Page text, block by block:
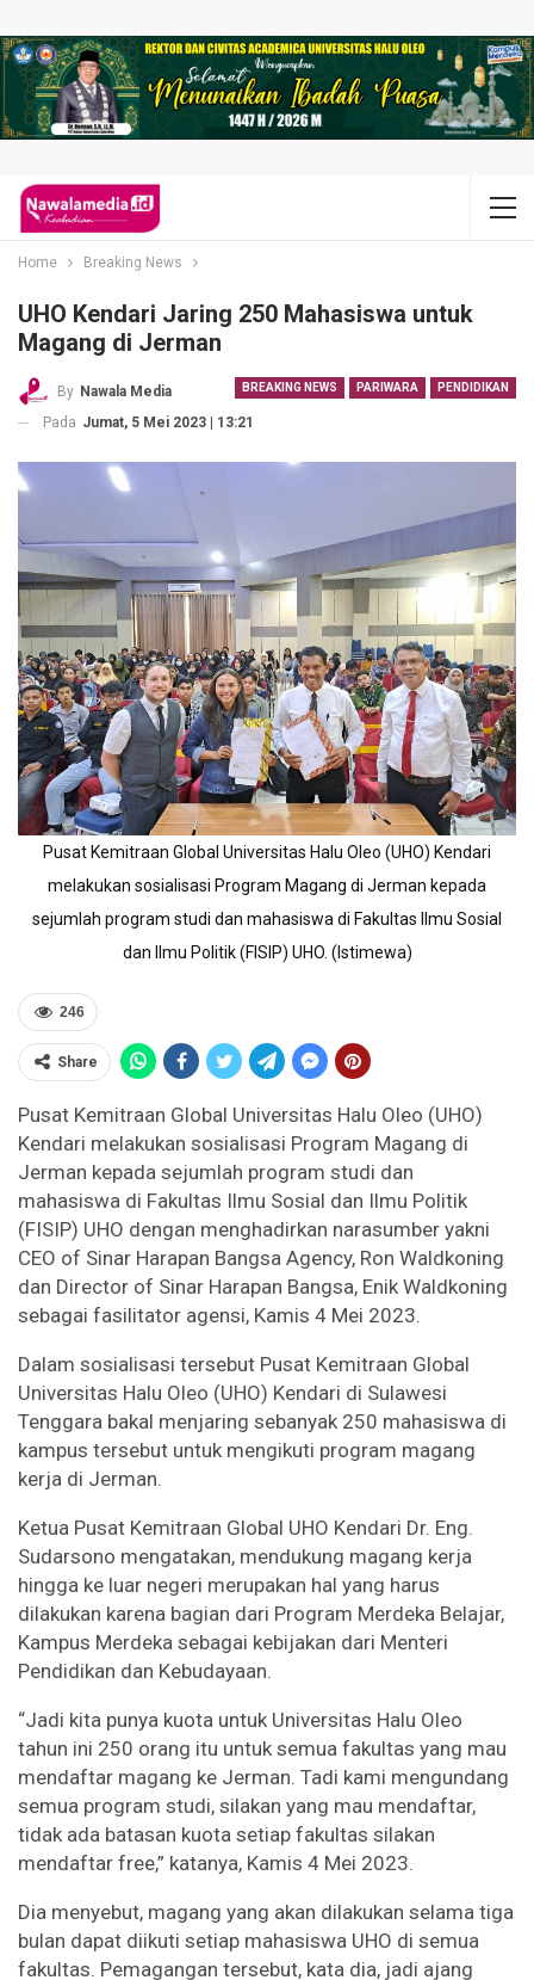
Home Breaking News
UHO Kendari Jaring 250 Mahasiswa untuk
Magang di Jerman
BREAKING NEWS PARIWARA PENDIDIKAN
By Nawala Media
Pada Jumat, 5 Mei 2023 | 13:21
Pusat Kemitraan Global Universitas Halu Oleo (UHO) Kendari
melakukan sosialisasi Program Magang di Jerman kepada
sejumlah program studi dan mahasiswa di Fakultas Ilmu Sosial
dan Ilmu Politik (FISIP) UHO. (Istimewa)
246
Share
Pusat Kemitraan Global Universitas Halu Oleo (UHO)
Kendari melakukan sosialisasi Program Magang di
Jerman kepada sejumlah program studi dan
mahasiswa di Fakultas Ilmu Sosial dan Ilmu Politik
(FISIP) UHO dengan menghadirkan narasumber yakni
CEO of Sinar Harapan Bangsa Agency, Ron Waldkoning
dan Director of Sinar Harapan Bangsa, Enik Waldkoning
sebagai fasilitator agensi, Kamis 4 Mei 2023.
Dalam sosialisasi tersebut Pusat Kemitraan Global
Universitas Halu Oleo (UHO) Kendari di Sulawesi
Tenggara bakal menjaring sebanyak 250 mahasiswa di
kampus tersebut untuk mengikuti program magang
kerja di Jerman.
Ketua Pusat Kemitraan Global UHO Kendari Dr. Eng.
Sudarsono mengatakan, mendukung magang kerja
hingga ke luar negeri merupakan hal yang harus
dilakukan karena bagian dari Program Merdeka Belajar,
Kampus Merdeka sebagai kebijakan dari Menteri
Pendidikan dan Kebudayaan.
“Jadi kita punya kuota untuk Universitas Halu Oleo
tahun ini 250 orang itu untuk semua fakultas yang mau
mendaftar magang ke Jerman. Tadi kami mengundang
semua program studi, silakan yang mau mendaftar,
tidak ada batasan kuota setiap fakultas silakan
mendaftar free,” katanya, Kamis 4 Mei 2023.
Dia menyebut, magang yang akan dilakukan selama tiga
bulan dapat diikuti setiap mahasiswa UHO di semua
fakultas. Pemagangan tersebut, kata dia, jadi ajang